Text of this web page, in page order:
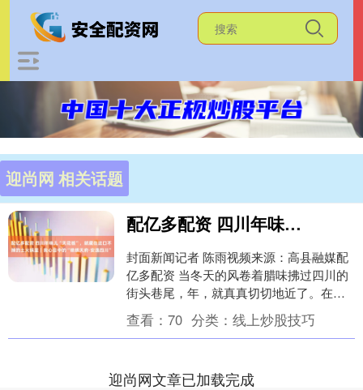
迎尚网 相关话题
配亿多配资 四川年味儿“天花板”，就藏在这口不辣的土火锅里｜我心目中的“锦绣天府·安逸四川”
封面新闻记者 陈雨视频来源：高县融媒配
亿多配资 当冬天的风卷着腊味拂过四川的
街头巷尾，年，就真真切切地近了。在巴
蜀大地上，一千个人心中或许有一千种年
味，但在宜宾....
查看： 70 分类： 线上炒股技巧
迎尚网文章已加载完成